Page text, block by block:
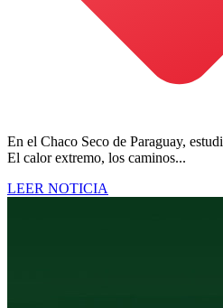
En el Chaco Seco de Paraguay,
El calor extremo, los caminos...
LEER NOTICIA